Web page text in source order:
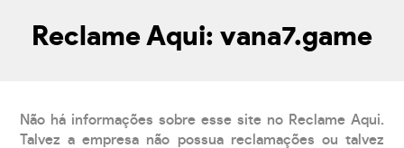
Reclame Aqui: vana7.game
Não há informações sobre esse site no Reclame Aqui.
Talvez a empresa não possua reclamações ou talvez